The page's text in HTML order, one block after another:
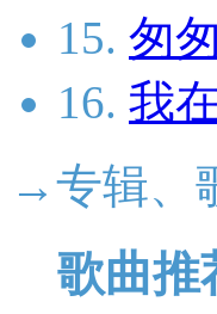
15. 匆匆
16. 我
→专辑、
歌曲推